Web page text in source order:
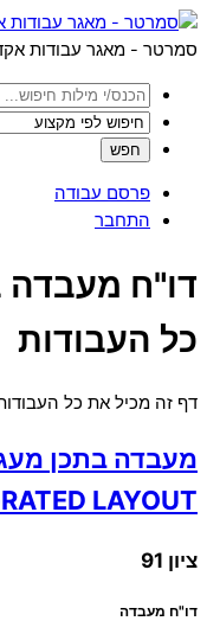
Skip
to
Menu
סמרטר - מאגר עבודות
פרסם עבודה
התחבר
דו"ח מעבדה
כל העבודות
דף זה מכיל את כל
מעבדה בתכן
LAYOUT
ציון 91
דו"ח מעבדה